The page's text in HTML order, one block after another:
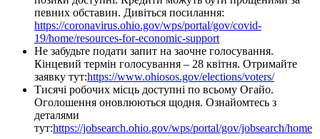
певних обставин. Дивіться посилання:
https://coronavirus.ohio.gov/wps/portal/gov/covid-
19/home/resources-for-economic-support
Не забудьте подати запит на заочне голосування.
Кінцевий термін голосування – 28 квітня. Отримайте
заявку тут:https://www.ohiosos.gov/elections/voters/
Тисячі робочих місць доступні по всьому Огайо.
Оголошення оновлюються щодня. Ознайомтесь з
деталями
тут:https://jobsearch.ohio.gov/wps/portal/gov/jobsearch/home